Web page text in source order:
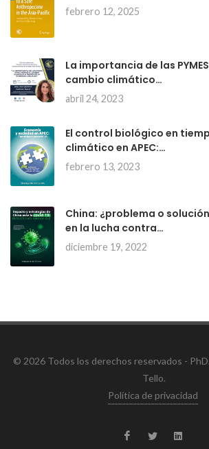
febrero 12, 2025
La importancia de las
cambio climático…
abril 24, 2023
El control biológico en
climático en APEC:…
febrero 13, 2023
China: ¿problema o
en la lucha contra…
diciembre 19, 2022
© 2026 Todos los derechos reservados -
Tello.
Política de privacidad